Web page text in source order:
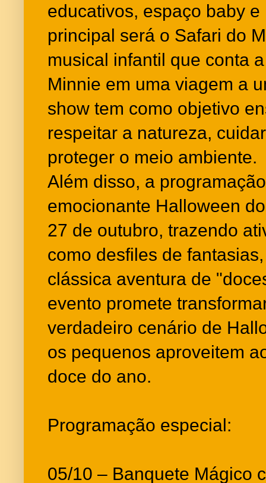
educativos, espaço baby
principal será o Safari do
musical infantil que conta
Minnie em uma viagem a
show tem como objetivo
respeitar a natureza,
proteger o meio ambiente.
Além disso, a
emocionante Halloween
27 de outubro, trazendo
como desfiles de
clássica aventura de
evento promete
verdadeiro cenário de
os pequenos aproveitem
doce do ano.
Programação especial:
05/10 – Banquete Mágico